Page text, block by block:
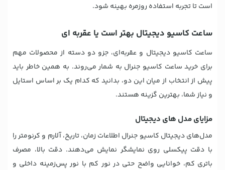
است تا تجربه استفاده روزمره بهینه شود.
ساعت کاسیو دیجیتال بهتر است یا عقربه ای
ساعت کاسیو دیجیتال و عقربه‌ای، جزو دو دسته از محصولات مهم
برای خرید ساعت کاسیو جنرال به شمار می‌روند. به همین خاطر باید
پیش از انتخاب از میان این دو، بدانید که کدام یک بر اساس استایل
و نیاز شما، بهترین گزینه هستند.
مزایای مدل های دیجیتال
مدل‌های دیجیتال کاسیو جنرال اطلاعات زمان، تاریخ، آلارم و کرنومتر را
با دقت پیکسلی روی نمایشگر نمایش می‌دهند. دقت بالا، مصرف
باتری کم، خوانایی واضح حتی در نور کم با نور پس‌زمینه داخلی و